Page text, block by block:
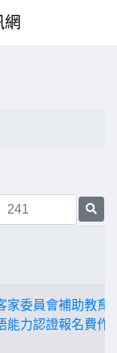
家委員會補助教育
能力認證報名費作